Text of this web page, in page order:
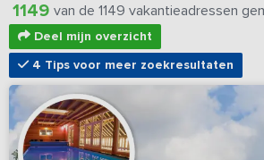
1149 van de 1149 vakantieadressen
Deel mijn overzicht
4 Tips voor meer zoekresultaten